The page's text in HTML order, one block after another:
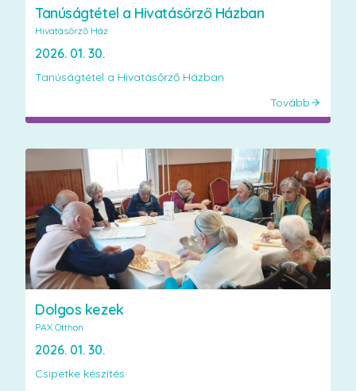
Tanúságtétel a Hivatásőrző Házban
Hivatásőrző Ház
2026. 01. 30.
Tanúságtétel a Hivatásőrző Házban
Tovább
Dolgos kezek
PAX Otthon
2026. 01. 30.
Csipetke készítés